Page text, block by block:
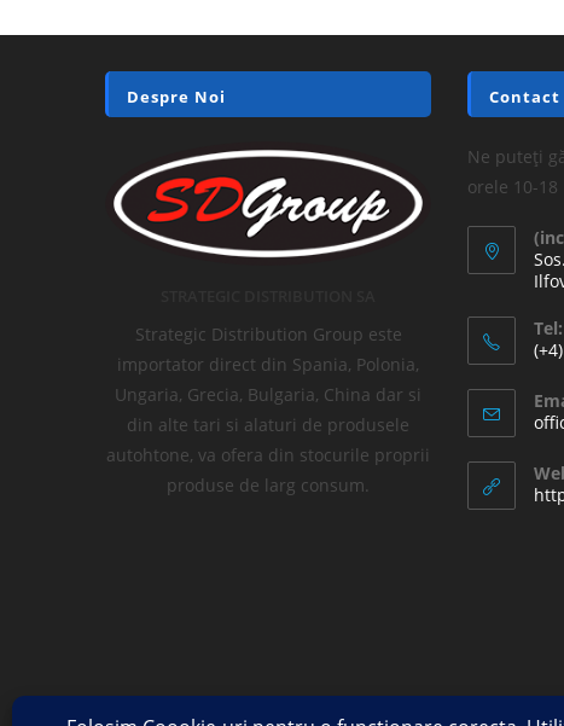
Despre Noi
Strategic Distribution Group este
importator direct din Spania, Polonia,
Ungaria, Grecia, Bulgaria, China dar si
din alte tari si alaturi de produsele
autohtone, va ofera din stocurile proprii
produse de larg consum.
Contact
Ne puteți
orele 10-18
Tel: